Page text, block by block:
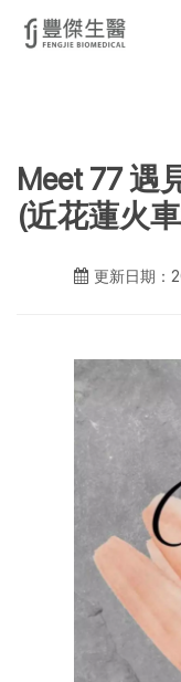
Meet 77 遇
(近花蓮火
更新日期：